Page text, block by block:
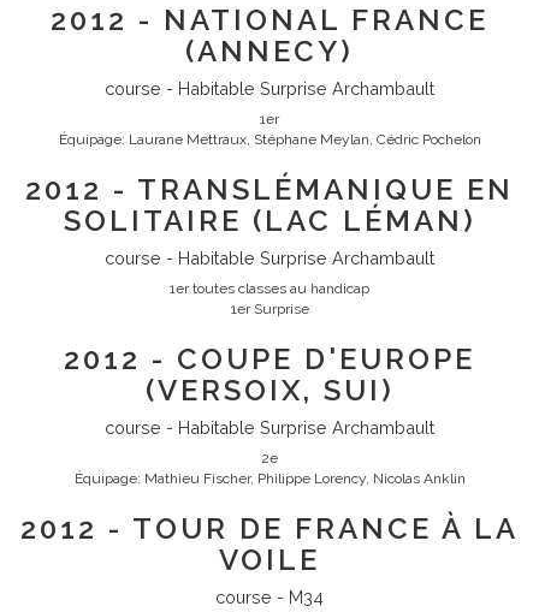
2012 - NATIONAL FRANCE
(ANNECY)
course - Habitable Surprise Archambault
1er
Équipage: Laurane Mettraux, Stéphane Meylan, Cédric Pochelon
2012 - TRANSLÉMANIQUE EN
SOLITAIRE (LAC LÉMAN)
course - Habitable Surprise Archambault
1er toutes classes au handicap
1er Surprise
2012 - COUPE D'EUROPE
(VERSOIX, SUI)
course - Habitable Surprise Archambault
2e
Équipage: Mathieu Fischer, Philippe Lorency, Nicolas Anklin
2012 - TOUR DE FRANCE À LA
VOILE
course - M34